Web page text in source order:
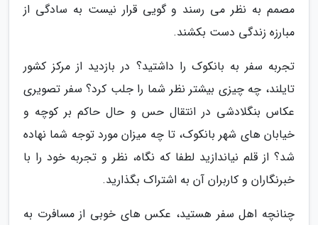
مصمم به نظر می رسند و گویی قرار نیست به سادگی از
مبارزه زندگی دست بکشند.
تجربه سفر به بانکوک را داشتید؟ در بازدید از مرکز کشور
تایلند، چه چیزی بیشتر نظر شما را جلب کرد؟ سفر تصویری
عکاس بنگلادشی در انتقال حس و حال حاکم بر کوچه و
خیابان های شهر بانکوک، تا چه میزان مورد توجه شما نهاده
شد؟ از قلم نیاندازید لطفا که نگاه، نظر و تجربه خود را با
خبرنگاران و کاربران آن به اشتراک بگذارید.
چنانچه اهل سفر هستید، عکس های خوبی از مسافرت به